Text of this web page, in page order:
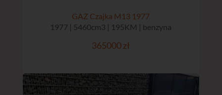
GAZ Czajka M13 1977
1977 | 5460cm3 | 195KM | benzyna
365000 zł